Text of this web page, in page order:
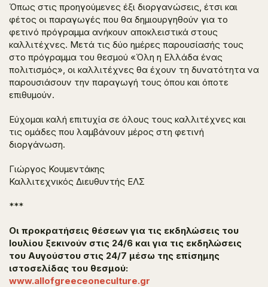
Όπως στις προηγούμενες έξι διοργανώσεις, έτσι και
φέτος οι παραγωγές που θα δημιουργηθούν για το
φετινό πρόγραμμα ανήκουν αποκλειστικά στους
καλλιτέχνες. Μετά τις δύο ημέρες παρουσίασής τους
στο πρόγραμμα του θεσμού «Όλη η Ελλάδα ένας
πολιτισμός», οι καλλιτέχνες θα έχουν τη δυνατότητα να
παρουσιάσουν την παραγωγή τους όπου και όποτε
επιθυμούν.
Εύχομαι καλή επιτυχία σε όλους τους καλλιτέχνες και
τις ομάδες που λαμβάνουν μέρος στη φετινή
διοργάνωση.
Γιώργος Κουμεντάκης
Καλλιτεχνικός Διευθυντής ΕΛΣ
***
Οι προκρατήσεις θέσεων για τις εκδηλώσεις του
Ιουλίου ξεκινούν στις 24/6 και για τις εκδηλώσεις
του Αυγούστου στις 24/7 μέσω της επίσημης
ιστοσελίδας του θεσμού:
www.allofgreeceoneculture.gr